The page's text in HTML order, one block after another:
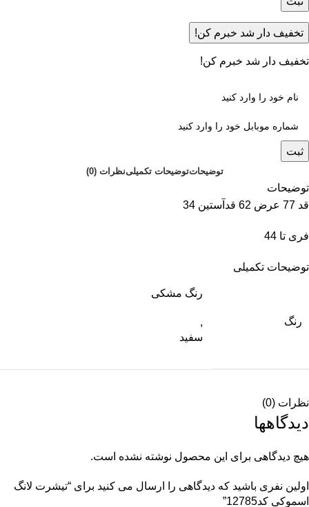
تخفیف دار شد خبرم کن!
تخفیف دار شد خبرم کن!
ثبت
توضیحاتتوضیحات تکمیلینظرات (0)
توضیحات
قد 77 عرض 62 قدآستین 34
فری تا 44
توضیحات تکمیلی
رنگ
رنگ مشکی
,
سفید
نظرات (0)
دیدگاهها
هیچ دیدگاهی برای این محصول نوشته نشده است.
اولین نفری باشید که دیدگاهی را ارسال می کنید برای “تیشرت لانگ
اسموکی کد12785”